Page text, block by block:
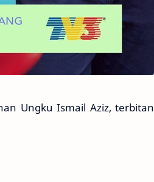
Ungku Ismail Aziz, terbitan